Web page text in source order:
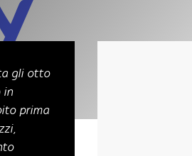
gli otto
in
prima